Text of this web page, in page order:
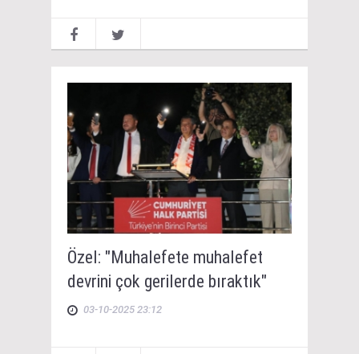
Özel: "Muhalefete muhalefet
devrini çok gerilerde bıraktık"
03-10-2025 23:12